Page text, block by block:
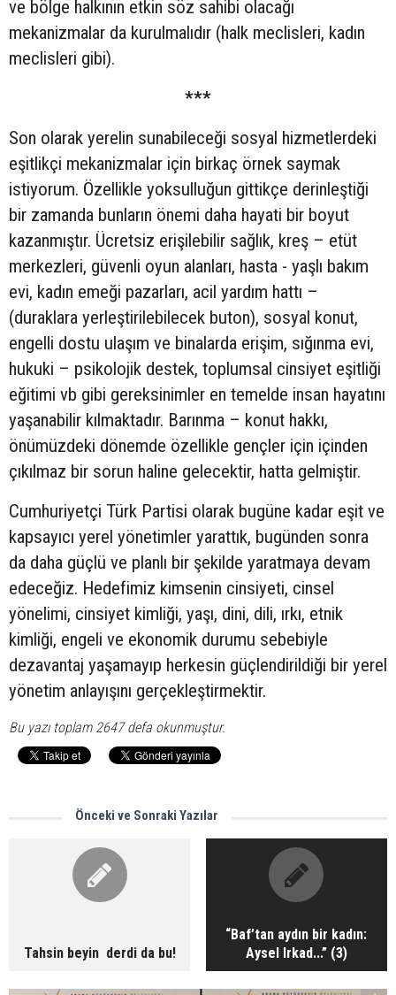
ve bölge halkının etkin söz sahibi olacağı
mekanizmalar da kurulmalıdır (halk meclisleri, kadın
meclisleri gibi).
***
Son olarak yerelin sunabileceği sosyal hizmetlerdeki
eşitlikçi mekanizmalar için birkaç örnek saymak
istiyorum. Özellikle yoksulluğun gittikçe derinleştiği
bir zamanda bunların önemi daha hayati bir boyut
kazanmıştır. Ücretsiz erişilebilir sağlık, kreş – etüt
merkezleri, güvenli oyun alanları, hasta - yaşlı bakım
evi, kadın emeği pazarları, acil yardım hattı –
(duraklara yerleştirilebilecek buton), sosyal konut,
engelli dostu ulaşım ve binalarda erişim, sığınma evi,
hukuki – psikolojik destek, toplumsal cinsiyet eşitliği
eğitimi vb gibi gereksinimler en temelde insan hayatını
yaşanabilir kılmaktadır. Barınma – konut hakkı,
önümüzdeki dönemde özellikle gençler için içinden
çıkılmaz bir sorun haline gelecektir, hatta gelmiştir.
Cumhuriyetçi Türk Partisi olarak bugüne kadar eşit ve
kapsayıcı yerel yönetimler yarattık, bugünden sonra
da daha güçlü ve planlı bir şekilde yaratmaya devam
edeceğiz. Hedefimiz kimsenin cinsiyeti, cinsel
yönelimi, cinsiyet kimliği, yaşı, dini, dili, ırkı, etnik
kimliği, engeli ve ekonomik durumu sebebiyle
dezavantaj yaşamayıp herkesin güçlendirildiği bir yerel
yönetim anlayışını gerçekleştirmektir.
Bu yazı toplam 2647 defa okunmuştur.
Önceki ve Sonraki Yazılar
Tahsin beyin derdi da bu!
“Baf’tan aydın bir kadın:
Aysel Irkad...” (3)